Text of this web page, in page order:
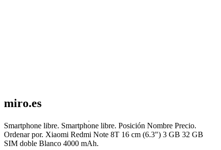
miro.es
Smartphone libre - Telefonía
Smartphone libre. Smartphone libre. Posición Nombre Precio.
Ordenar por. Xiaomi Redmi Note 8T 16 cm (6.3") 3 GB 32 GB
SIM doble Blanco 4000 mAh.